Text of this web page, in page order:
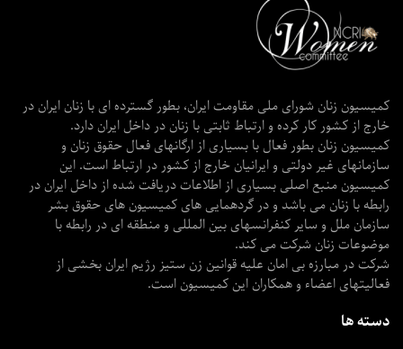
کمیسیون زنان شورای ملی مقاومت ایران، بطور گسترده ای با زنان ایران در
خارج از کشور کار کرده و ارتباط ثابتی با زنان در داخل ایران دارد.
کمیسیون زنان بطور فعال با بسیاری از ارگانهای فعال حقوق زنان و
سازمانهای غیر دولتی و ایرانیان خارج از کشور در ارتباط است. این
کمیسیون منبع اصلی بسیاری از اطلاعات دریافت شده از داخل ایران در
رابطه با زنان می باشد و در گردهمایی های کمیسیون های حقوق بشر
سازمان ملل و سایر کنفرانسهای بین المللی و منطقه ای در رابطه با
موضوعات زنان شرکت می کند.
شرکت در مبارزه بی امان علیه قوانین زن ستیز رژیم ایران بخشی از
فعالیتهای اعضاء و همکاران این کمیسیون است.
دسته ها